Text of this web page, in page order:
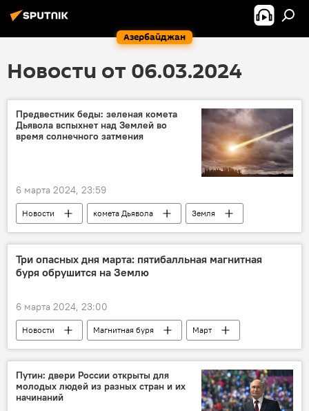
Азербайджан
Новости от 06.03.2024
Предвестник беды: зеленая комета
Дьявола вспыхнет над Землей во
время солнечного затмения
6 марта 2024, 23:59
Новости комета Дьявола
Земля
солнечное затмение
Астрономы
наблюдения
Общество
Космос
Три опасных дня марта: пятибалльная магнитная
буря обрушится на Землю
6 марта 2024, 23:00
Новости Магнитная буря
Март
Земля
Институт физики Земли РАН
Ученые
Предупреждение
метеозависимые люди
Общество
Путин: двери России открыты для
молодых людей из разных стран и их
начинаний